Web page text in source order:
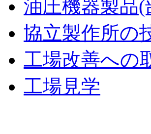
油圧機器製品(
協立製作所の
工場改善への
工場見学